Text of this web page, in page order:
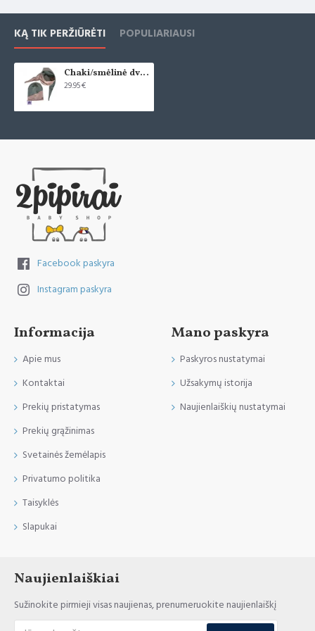
KĄ TIK PERŽIŪRĖTI POPULIARIAUSI
Chaki/smėlinė dvispalvis komplektas "Pupiai"
29.95€
Facebook paskyra
Instagram paskyra
Informacija
Apie mus
Kontaktai
Prekių pristatymas
Prekių grąžinimas
Svetainės žemėlapis
Privatumo politika
Taisyklės
Slapukai
Mano paskyra
Paskyros nustatymai
Užsakymų istorija
Naujienlaiškių nustatymai
Naujienlaiškiai
Sužinokite pirmieji visas naujienas, prenumeruokite naujienlaiškį